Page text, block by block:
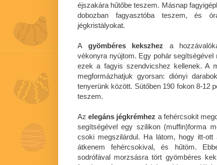
éjszakára hűtőbe teszem. Másnap
dobozban fagyasztóba teszem, és
jégkristályokat.
A gyömbéres kekszhez a
vékonyra nyújtom. Egy pohár
ezek a fagyis szendvicshez kellenek. A
megformázhatjuk gyorsan: diónyi
tenyerünk között. Sütőben 190 fokon 8-12
teszem.
Azelegáns jégkrémhez a fehércsokit
segítségével egy szilikon (muffin)forma
csoki megszilárdul. Ha látom, hogy itt-
átkenem fehércsokival, és hűtöm.
sodrófával morzsásra tört gyömbéres